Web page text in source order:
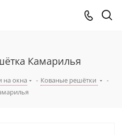
Камарилья
на окна - Кованые решётки
-